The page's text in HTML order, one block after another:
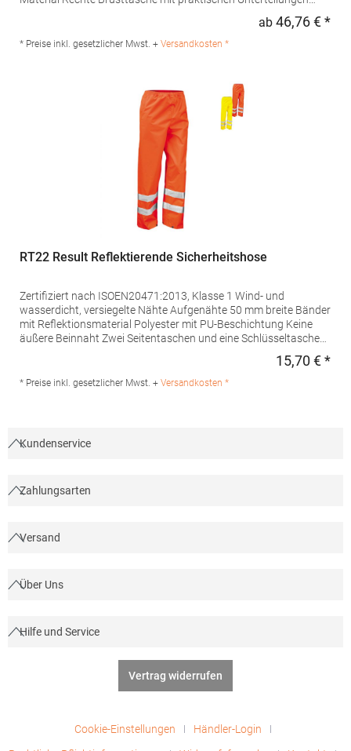
für Veredelungsarbeiten über Reißverschluss auf linker
Brustseite Fleckenabweisende DuPont Teflon®-Beschichtung
the Loom International Ltd., Unit 6, Lisfannon Business Centre,
Co. Donegal, F93 Y2NA Buncrana, Irland E-Mail:
ab 46,76 € *
* Preise inkl. gesetzlicher Mwst. + Versandkosten *
RT22 Result Reflektierende Sicherheitshose
Zertifiziert nach ISOEN20471:2013, Klasse 1 Wind- und
wasserdicht, versiegelte Nähte Aufgenähte 50 mm breite Bänder
mit Reflektionsmaterial Polyester mit PU-Beschichtung Keine
äußere Beinnaht Zwei Seitentaschen und eine Schlüsseltasche
gewährleistet die Reflektionseigenschaft gemäß EN-Norm für 25
Bratislava Slowakei E-Mail: sales@resultclothing.com
15,70 € *
* Preise inkl. gesetzlicher Mwst. + Versandkosten *
Kundenservice
Zahlungsarten
Versand
Über Uns
Hilfe und Service
Vertrag widerrufen
Cookie-Einstellungen
Händler-Login